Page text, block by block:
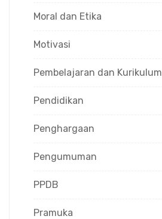
Moral dan Etika
Motivasi
Pembelajaran dan Kurikulum
Pendidikan
Penghargaan
Pengumuman
PPDB
Pramuka